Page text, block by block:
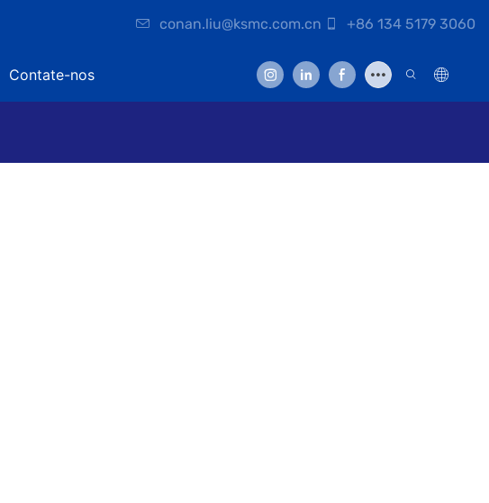
conan.liu@ksmc.com.cn +86 134 5179 3060
Contate-nos